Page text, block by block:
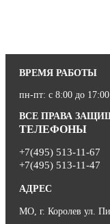
ВРЕМЯ РАБОТЫ
пн-пт: с 8:00 до
ВСЕ ПРАВА
ТЕЛЕФОНЫ
+7(495) 513-11-67
+7(495) 513-11-47
АДРЕС
МО, г. Королев ул.